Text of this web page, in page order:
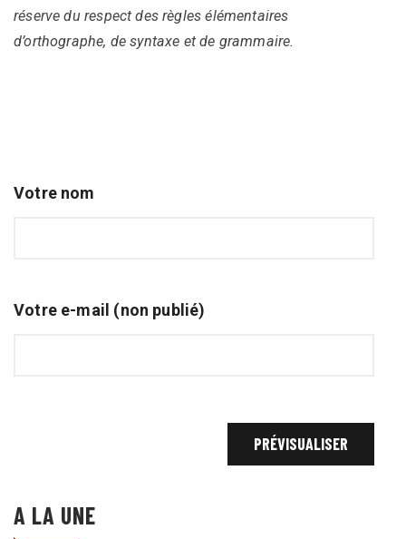
réserve du respect des règles élémentaires
d’orthographe, de syntaxe et de grammaire.
Votre nom
Votre e-mail (non publié)
A LA UNE